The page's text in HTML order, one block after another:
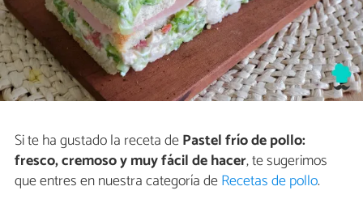
Si te ha gustado la receta dePastel frío de pollo:
fresco, cremoso y muy fácil de hacer, te sugerimos
que entres en nuestra categoría deRecetas de pollo.